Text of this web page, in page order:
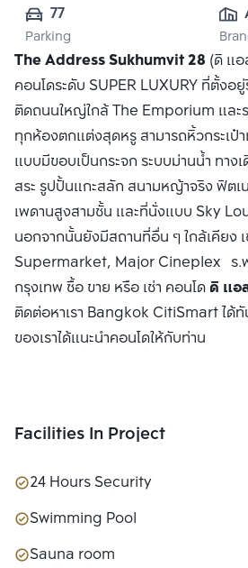
77
Parking
The Address Sukhumvit 28 (ดิ แอ
คอนโดระดับ SUPER LUXURY ที่ตั้งอยู่
ติดถนนใหญ่ใกล้ The Emporium และ
ทุกห้องตกแต่งสุดหรู สามารถหิ้วกระเป๋าเ
แบบมีขอบเป็นกระจก ระบบม่านน้ำ ทางเ
สระ รูปปั้นแกะสลัก สนามหญ้าจริง ฟิตเน
เพดานสูงสามชั้น และที่นั่งแบบ Sky
นอกจากนั้นยังมีสถานที่อื่น ๆ ใกล้เคียง
Supermarket, Major Cineplex ร.พ.
กรุงเทพ ซื้อ ขาย หรือ เช่า คอนโดดิ แอ
ติดต่อหาเรา Bangkok CitiSmart ได้ทั
ของเราได้แนะนำคอนโดให้กับท่าน
Facilities In Project
24 Hours Security
Swimming Pool
Sauna room